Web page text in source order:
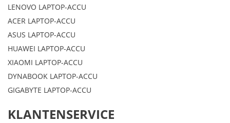
LENOVO LAPTOP-ACCU
ACER LAPTOP-ACCU
ASUS LAPTOP-ACCU
HUAWEI LAPTOP-ACCU
XIAOMI LAPTOP-ACCU
DYNABOOK LAPTOP-ACCU
GIGABYTE LAPTOP-ACCU
KLANTENSERVICE